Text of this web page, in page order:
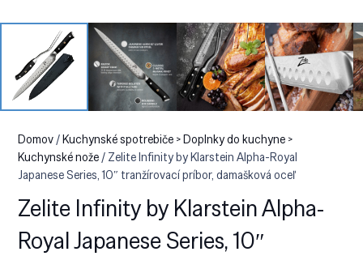
Domov/Kuchynské spotrebiče > Doplnky do kuchyne >
Kuchynské nože/ Zelite Infinity by Klarstein Alpha-Royal
Japanese Series, 10″ tranžírovací príbor, damašková oceľ
Zelite Infinity by Klarstein Alpha-
Royal Japanese Series, 10″